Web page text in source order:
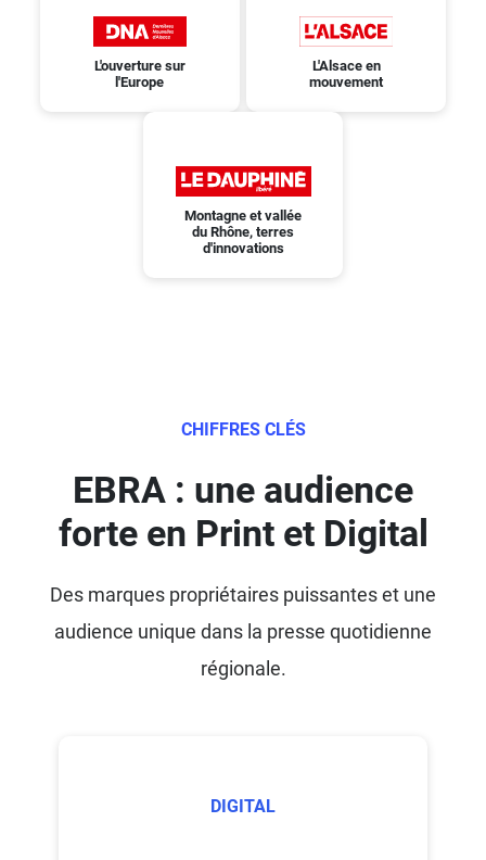
L'ouverture sur
l'Europe
L'Alsace en
mouvement
Montagne et vallée
du Rhône, terres
d'innovations
EBRA : une audience
forte en Print et Digital
CHIFFRES CLÉS
Des marques propriétaires puissantes et une
audience unique dans la presse quotidienne
régionale.
DIGITAL